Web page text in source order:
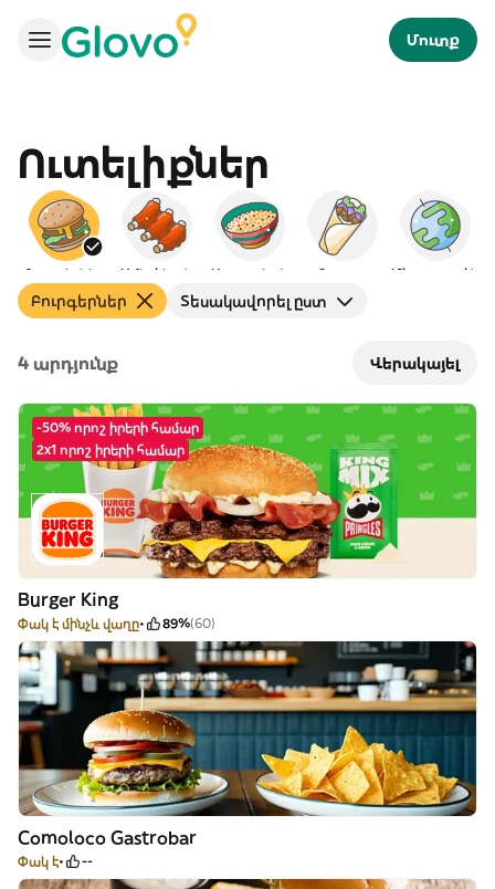
Մուտք
Ուտելիքներ
Բուրգերներ Ամերիկյան Արաբական Քյաբաբ Միջազգային
Բուրգերներ Տեսակավորել ըստ
4 արդյունք Վերակայել
-50% որոշ իրերի համար
2x1 որոշ իրերի համար
Burger King
Փակ է մինչև վաղը 89%(60)
Comoloco Gastrobar
Փակ է --